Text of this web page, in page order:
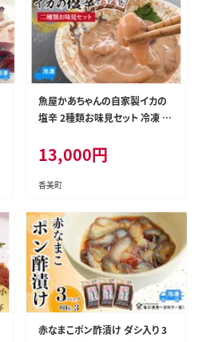
魚屋かあちゃんの自家製イカの
塩辛 2種類お味見セット 冷凍 香
13,000円
香美町
赤なまこポン酢漬け ダシ入り 3